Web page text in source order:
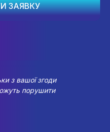
ЗАЯВКУ
з вашої згоди
порушити